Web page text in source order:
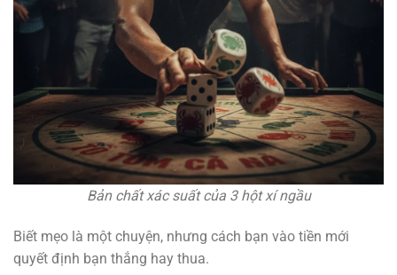
Bản chất xác suất của 3 hột xí ngầu
Biết mẹo là một chuyện, nhưng cách bạn vào tiền mới
quyết định bạn thắng hay thua.